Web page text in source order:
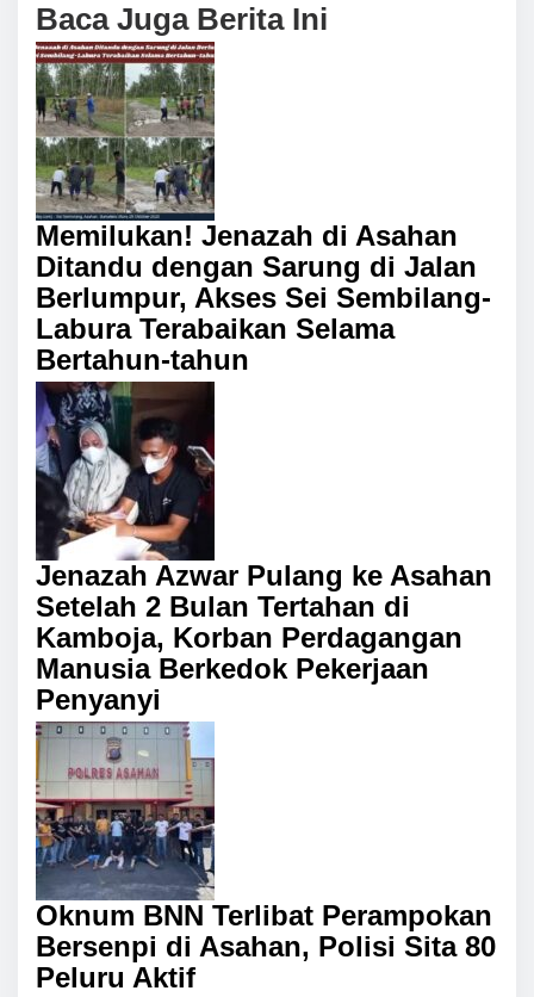
Baca Juga Berita Ini
Memilukan! Jenazah di Asahan
Ditandu dengan Sarung di Jalan
Berlumpur, Akses Sei Sembilang-
Labura Terabaikan Selama
Bertahun-tahun
Jenazah Azwar Pulang ke Asahan
Setelah 2 Bulan Tertahan di
Kamboja, Korban Perdagangan
Manusia Berkedok Pekerjaan
Penyanyi
Oknum BNN Terlibat Perampokan
Bersenpi di Asahan, Polisi Sita 80
Peluru Aktif